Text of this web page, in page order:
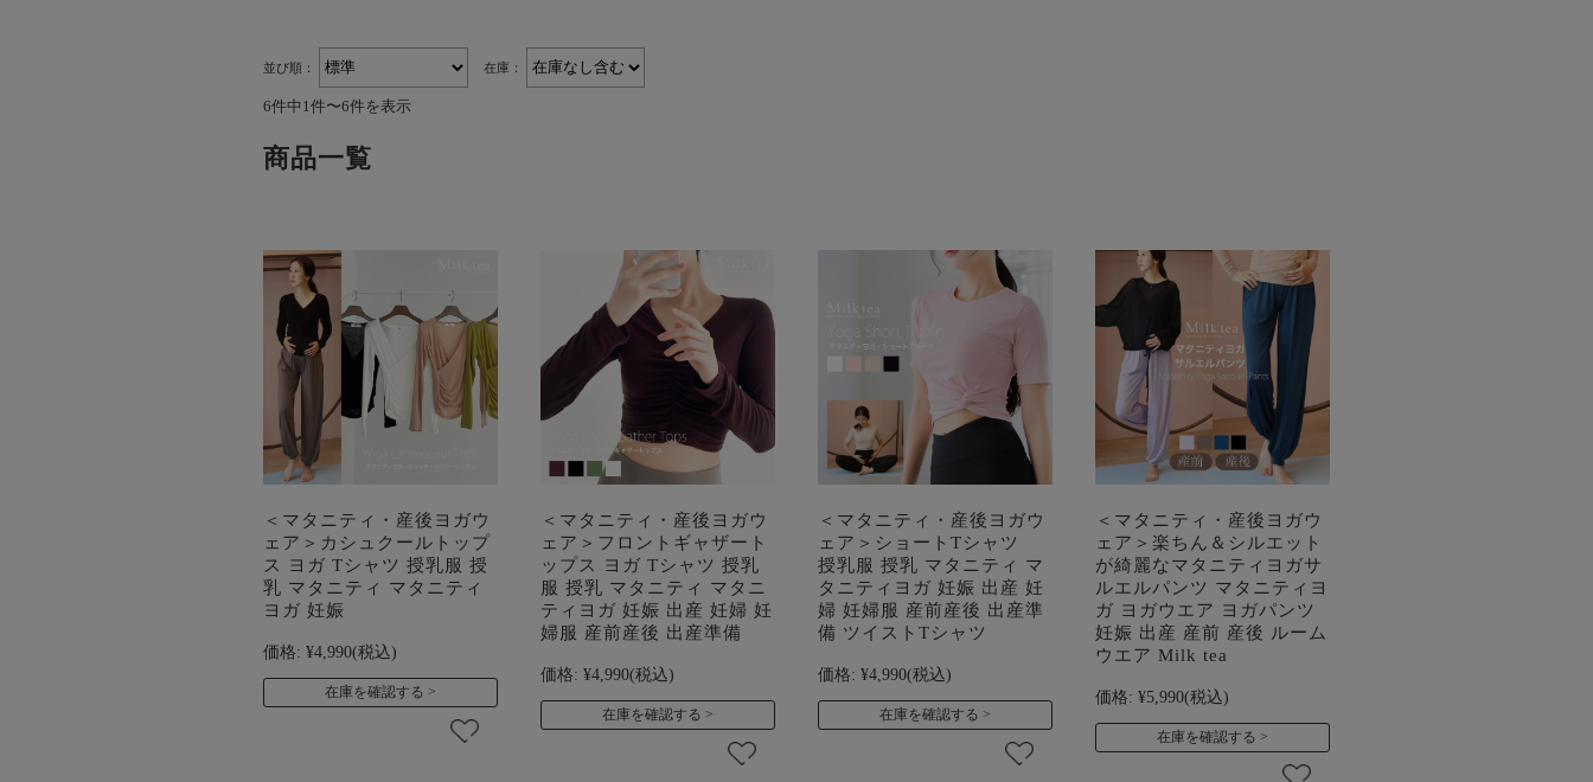
並び順： 在庫：
6件中1件〜6件を表示
商品一覧
＜マタニティ・産後ヨガウ
ェア＞カシュクールトップ
ス ヨガ Tシャツ 授乳服 授
乳 マタニティ マタニティ
ヨガ 妊娠
価格: ¥4,990(税込)
在庫を確認する
＜マタニティ・産後ヨガウ
ェア＞フロントギャザート
ップス ヨガ Tシャツ 授乳
服 授乳 マタニティ マタニ
ティヨガ 妊娠 出産 妊婦 妊
婦服 産前産後 出産準備
価格: ¥4,990(税込)
在庫を確認する
＜マタニティ・産後ヨガウ
ェア＞ショートTシャツ
授乳服 授乳 マタニティ マ
タニティヨガ 妊娠 出産 妊
婦 妊婦服 産前産後 出産準
備 ツイストTシャツ
価格: ¥4,990(税込)
在庫を確認する
＜マタニティ・産後ヨガウ
ェア＞楽ちん＆シルエット
が綺麗なマタニティヨガサ
ルエルパンツ マタニティヨ
ガ ヨガウエア ヨガパンツ
妊娠 出産 産前 産後 ルーム
ウエア Milk tea
価格: ¥5,990(税込)
在庫を確認する